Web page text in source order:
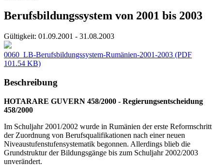
Berufsbildungssystem von 2001 bis 2003
Gültigkeit: 01.09.2001 - 31.08.2003
0060_LB-Berufsbildungssystem-Rumänien-2001-2003 (PDF
101.54 KB)
Beschreibung
HOTARARE GUVERN 458/2000 - Regierungsentscheidung
458/2000
Im Schuljahr 2001/2002 wurde in Rumänien der erste Reformschritt
der Zuordnung von Berufsqualifikationen nach einer neuen
Niveaustufenstufensystematik begonnen. Allerdings blieb die
Grundstruktur der Bildungsgänge bis zum Schuljahr 2002/2003
unverändert.